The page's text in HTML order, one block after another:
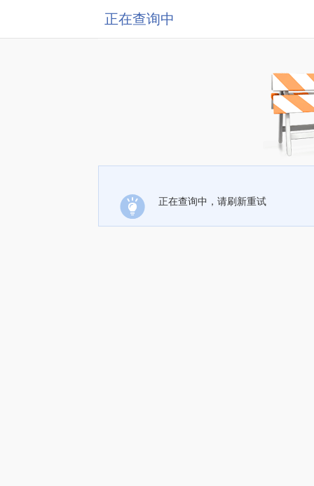
正在查询中
正在查询中，请刷新重试